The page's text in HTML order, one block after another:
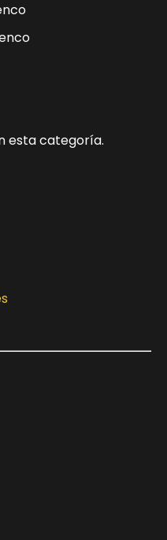
esta categoría.